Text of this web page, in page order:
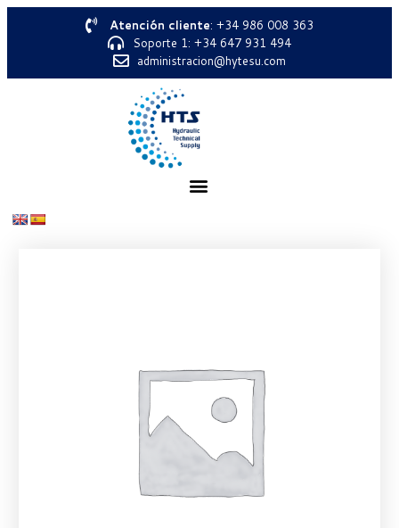
Atención cliente: +34 986 008 363
Soporte 1: +34 647 931 494
administracion@hytesu.com